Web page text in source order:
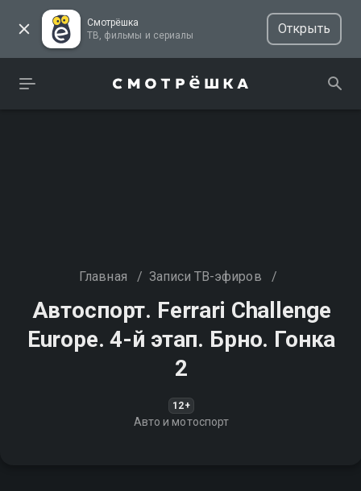
Смотрёшка
ТВ, фильмы и сериалы
Открыть
Главная / Записи ТВ-эфиров /
Автоспорт. Ferrari Challenge
Europe. 4-й этап. Брно. Гонка
2
12+
Авто и мотоспорт